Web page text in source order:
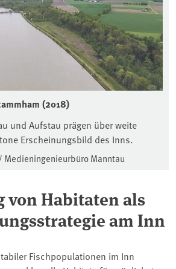
(2018)
und Aufstau prägen über weite
Erscheinungsbild des Inns.
Medieningenieurbüro Manntau
von Habitaten als
am Inn
Fischpopulationen im Inn